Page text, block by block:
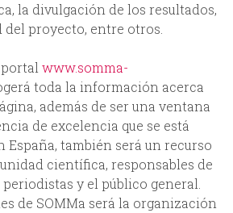
la divulgación de los resultados,
proyecto, entre otros.
www.somma-
toda la información acerca
además de ser una ventana
de excelencia que se está
España, también será un recurso
científica, responsables de
y el público general.
de SOMMa será la organización